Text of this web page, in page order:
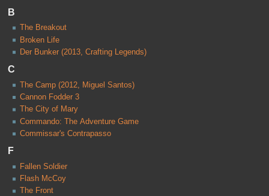
B
The Breakout
Broken Life
Der Bunker (2013, Crafting Legends)
C
The Camp (2012, Miguel Santos)
Cannon Fodder 3
The City of Mary
Commando: The Adventure Game
Commissar's Contrapasso
F
Fallen Soldier
Flash McCoy
The Front